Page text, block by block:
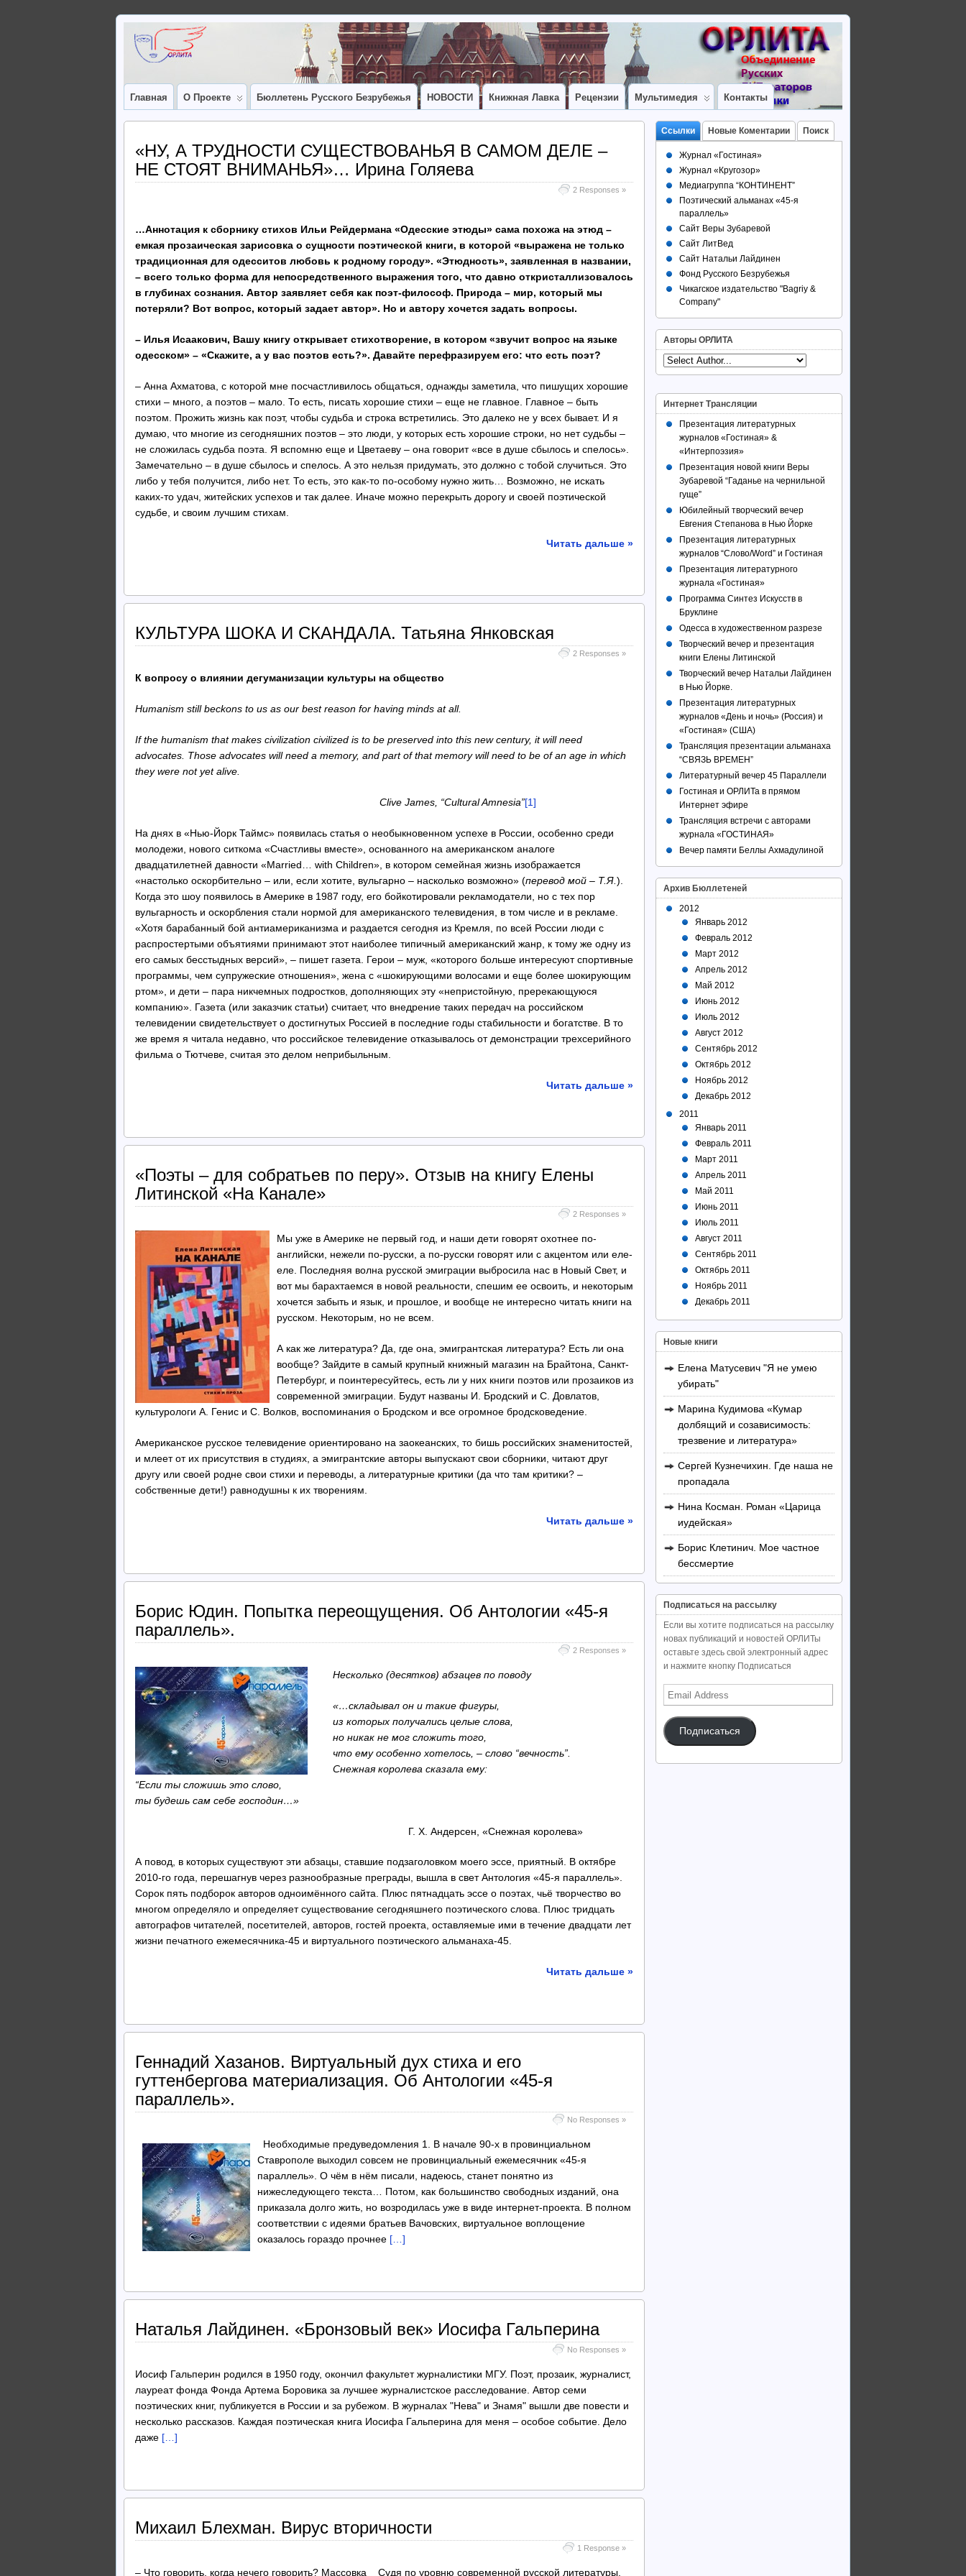
Главная О Проекте Бюллетень Русского Безрубежья НОВОСТИ Книжная Лавка Рецензии Мультимедия Контакты
«НУ, А ТРУДНОСТИ СУЩЕСТВОВАНЬЯ В САМОМ ДЕЛЕ –
НЕ СТОЯТ ВНИМАНЬЯ»… Ирина Голяева
2 Responses »
…Аннотация к сборнику стихов Ильи Рейдермана «Одесские этюды» сама похожа на этюд –
емкая прозаическая зарисовка о сущности поэтической книги, в которой «выражена не только
традиционная для одесситов любовь к родному городу». «Этюдность», заявленная в названии,
– всего только форма для непосредственного выражения того, что давно откристаллизовалось
в глубинах сознания. Автор заявляет себя как поэт-философ. Природа – мир, который мы
потеряли? Вот вопрос, который задает автор». Но и автору хочется задать вопросы.
– Илья Исаакович, Вашу книгу открывает стихотворение, в котором «звучит вопрос на языке
одесском» – «Скажите, а у вас поэтов есть?». Давайте перефразируем его: что есть поэт?
– Анна Ахматова, с которой мне посчастливилось общаться, однажды заметила, что пишущих хорошие
стихи – много, а поэтов – мало. То есть, писать хорошие стихи – еще не главное. Главное – быть
поэтом. Прожить жизнь как поэт, чтобы судьба и строка встретились. Это далеко не у всех бывает. И я
думаю, что многие из сегодняшних поэтов – это люди, у которых есть хорошие строки, но нет судьбы –
не сложилась судьба поэта. Я вспомню еще и Цветаеву – она говорит «все в душе сбылось и спелось».
Замечательно – в душе сбылось и спелось. А это нельзя придумать, это должно с тобой случиться. Это
либо у тебя получится, либо нет. То есть, это как-то по-особому нужно жить… Возможно, не искать
каких-то удач, житейских успехов и так далее. Иначе можно перекрыть дорогу и своей поэтической
судьбе, и своим лучшим стихам.
Читать дальше »
КУЛЬТУРА ШОКА И СКАНДАЛА. Татьяна Янковская
2 Responses »
К вопросу о влиянии дегуманизации культуры на общество
Humanism still beckons to us as our best reason for having minds at all.
If the humanism that makes civilization civilized is to be preserved into this new century, it will need
advocates. Those advocates will need a memory, and part of that memory will need to be of an age in which
they were not yet alive.
Clive James, “CulturalAmnesia”[1]
На днях в «Нью-Йорк Таймс» появилась статья о необыкновенном успехе в России, особенно среди
молодежи, нового ситкома «Счастливы вместе», основанного на американском аналоге
двадцатилетней давности «Married… with Children», в котором семейная жизнь изображается
«настолько оскорбительно – или, если хотите, вульгарно – насколько возможно» (перевод мой – Т.Я. ).
Когда это шоу появилось в Америке в 1987 году, его бойкотировали рекламодатели, но с тех пор
вульгарность и оскорбления стали нормой для американского телевидения, в том числе и в рекламе.
«Хотя барабанный бой антиамериканизма и раздается сегодня из Кремля, по всей России люди с
распростертыми объятиями принимают этот наиболее типичный американский жанр, к тому же одну из
его самых бесстыдных версий», – пишет газета. Герои – муж, «которого больше интересуют спортивные
программы, чем супружеские отношения», жена с «шокирующими волосами и еще более шокирующим
ртом», и дети – пара никчемных подростков, дополняющих эту «непристойную, пререкающуюся
компанию». Газета (или заказчик статьи) считает, что внедрение таких передач на российском
телевидении свидетельствует о достигнутых Россией в последние годы стабильности и богатстве. В то
же время я читала недавно, что российское телевидение отказывалось от демонстрации трехсерийного
фильма о Тютчеве, считая это делом неприбыльным.
Читать дальше »
«Поэты – для собратьев по перу». Отзыв на книгу Елены
Литинской «На Канале»
2 Responses »
Мы уже в Америке не первый год, и наши дети говорят охотнее по-
английски, нежели по-русски, а по-русски говорят или с акцентом или еле-
еле. Последняя волна русской эмиграции выбросила нас в Новый Свет, и
вот мы барахтаемся в новой реальности, спешим ее освоить, и некоторым
хочется забыть и язык, и прошлое, и вообще не интересно читать книги на
русском. Некоторым, но не всем.
А как же литература? Да, где она, эмигрантская литература? Есть ли она
вообще? Зайдите в самый крупный книжный магазин на Брайтона, Санкт-
Петербург, и поинтересуйтесь, есть ли у них книги поэтов или прозаиков из
современной эмиграции. Будут названы И. Бродский и С. Довлатов,
культурологи А. Генис и С. Волков, воспоминания о Бродском и все огромное бродсковедение.
Американское русское телевидение ориентировано на заокеанских, то бишь российских знаменитостей,
и млеет от их присутствия в студиях, а эмигрантские авторы выпускают свои сборники, читают друг
другу или своей родне свои стихи и переводы, а литературные критики (да что там критики? –
собственные дети!) равнодушны к их творениям.
Читать дальше »
Борис Юдин. Попытка переощущения. Об Антологии «45-я
параллель».
2 Responses »
Несколько (десятков) абзацев по поводу
«…складывал он и такие фигуры,
из которых получались целые слова,
но никак не мог сложить того,
что ему особенно хотелось, – слово “вечность”.
Снежная королева сказала ему:
“Если ты сложишь это слово,
ты будешь сам себе господин…»
Г. Х. Андерсен, «Снежная королева»
А повод, в которых существуют эти абзацы, ставшие подзаголовком моего эссе, приятный. В октябре
2010-го года, перешагнув через разнообразные преграды, вышла в свет Антология «45-я параллель».
Сорок пять подборок авторов одноимённого сайта. Плюс пятнадцать эссе о поэтах, чьё творчество во
многом определяло и определяет существование сегодняшнего поэтического слова. Плюс тридцать
автографов читателей, посетителей, авторов, гостей проекта, оставляемые ими в течение двадцати лет
жизни печатного ежемесячника-45 и виртуального поэтического альманаха-45.
Читать дальше »
Геннадий Хазанов. Виртуальный дух стиха и его
гуттенбергова материализация. Об Антологии «45-я
параллель».
No Responses »
Необходимые предуведомления 1. В начале 90-х в провинциальном
Ставрополе выходил совсем не провинциальный ежемесячник «45-я
параллель». О чём в нём писали, надеюсь, станет понятно из
нижеследующего текста… Потом, как большинство свободных изданий, она
приказала долго жить, но возродилась уже в виде интернет-проекта. В полном
соответствии с идеями братьев Вачовских, виртуальное воплощение
оказалось гораздо прочнее […]
Наталья Лайдинен. «Бронзовый век» Иосифа Гальперина
No Responses »
Иосиф Гальперин родился в 1950 году, окончил факультет журналистики МГУ. Поэт, прозаик, журналист,
лауреат фонда Фонда Артема Боровика за лучшее журналистское расследование. Автор семи
поэтических книг, публикуется в России и за рубежом. В журналах "Нева" и Знамя" вышли две повести и
несколько рассказов. Каждая поэтическая книга Иосифа Гальперина для меня – особое событие. Дело
даже […]
Михаил Блехман. Вирус вторичности
1 Response »
– Что говорить, когда нечего говорить? Массовка Судя по уровню современной русской литературы,
Ссылки Новые Коментарии Поиск
Журнал «Гостиная»
Журнал «Кругозор»
Медиагруппа “КОНТИНЕНТ”
Поэтический альманах «45-я
параллель»
Сайт Веры Зубаревой
Сайт ЛитВед
Сайт Натальи Лайдинен
Фонд Русского Безрубежья
Чикагское издательство "Bagriy &
Company"
Авторы ОРЛИТА
Интернет Трансляции
Презентация литературных
журналов «Гостиная» &
«Интерпоэзия»
Презентация новой книги Веры
Зубаревой “Гаданье на чернильной
гуще”
Юбилейный творческий вечер
Евгения Степанова в Нью Йорке
Презентация литературных
журналов “Слово/Word” и Гостиная
Презентация литературного
журнала «Гостиная»
Программа Синтез Искусств в
Бруклине
Одесса в художественном разрезе
Творческий вечер и презентация
книги Елены Литинской
Творческий вечер Натальи Лайдинен
в Нью Йорке.
Презентация литературных
журналов «День и ночь» (Россия) и
«Гостиная» (США)
Трансляция презентации альманаха
“СВЯЗЬ ВРЕМЕН”
Литературный вечер 45 Параллели
Гостиная и ОРЛИТа в прямом
Интернет эфире
Трансляция встречи с авторами
журнала «ГОСТИНАЯ»
Вечер памяти Беллы Ахмадулиной
Архив Бюллетеней
2012
Январь 2012
Февраль 2012
Март 2012
Апрель 2012
Май 2012
Июнь 2012
Июль 2012
Август 2012
Сентябрь 2012
Октябрь 2012
Ноябрь 2012
Декабрь 2012
2011
Январь 2011
Февраль 2011
Март 2011
Апрель 2011
Май 2011
Июнь 2011
Июль 2011
Август 2011
Сентябрь 2011
Октябрь 2011
Ноябрь 2011
Декабрь 2011
Новые книги
Елена Матусевич "Я не умею
убирать"
Марина Кудимова «Кумар
долбящий и созависимость:
трезвение и литература»
Сергей Кузнечихин. Где наша не
пропадала
Нина Косман. Роман «Царица
иудейская»
Борис Клетинич. Мое частное
бессмертие
Подписаться на рассылку
Если вы хотите подписаться на рассылку
новах публикаций и новостей ОРЛИТы
оставьте здесь свой электронный адрес
и нажмите кнопку Подписаться
Email
Address
Подписаться